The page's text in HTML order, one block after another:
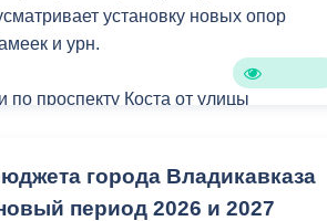
установку новых опор
и урн.
по проспекту Коста от улицы
города Владикавказа
период 2026 и 2027